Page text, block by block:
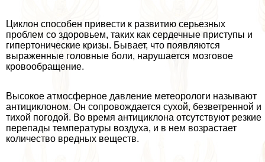
Циклон способен привести к развитию серьезных
проблем со здоровьем, таких как сердечные приступы и
гипертонические кризы. Бывает, что появляются
выраженные головные боли, нарушается мозговое
кровообращение.
Высокое атмосферное давление метеорологи называют
антициклоном. Он сопровождается сухой, безветренной и
тихой погодой. Во время антициклона отсутствуют резкие
перепады температуры воздуха, и в нем возрастает
количество вредных веществ.